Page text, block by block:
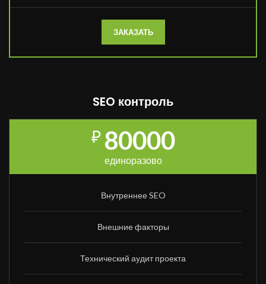
ЗАКАЗАТЬ
SEO контроль
₽ 80000
единоразово
Внутреннее SEO
Внешние факторы
Технический аудит проекта